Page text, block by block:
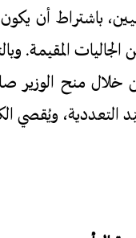
باشتراط أن
الجاليات المقيمة.
خلال منح
ويُقصي